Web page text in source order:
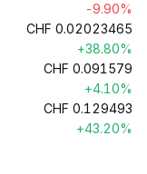
-9.90%
CHF 0.02023465
+38.80%
CHF 0.091579
+4.10%
CHF 0.129493
+43.20%